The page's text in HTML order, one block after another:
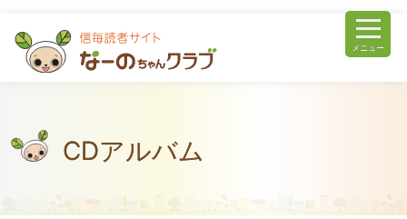
メニュー
CDアルバム